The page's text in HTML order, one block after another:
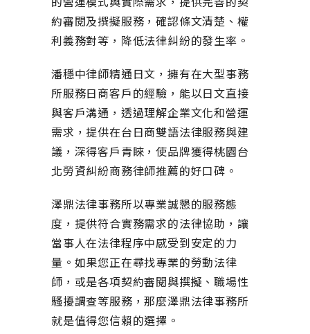
約審閱及撰擬服務，確認條文清楚、權
利義務對等，降低法律糾紛的發生率。
潘穩中律師精通日文，擁有在大型事務
所服務日商客戶的經驗，能以日文直接
與客戶溝通，透過理解企業文化和營運
需求，提供在台日商雙語法律服務與建
議，深得客戶青睞，使品牌獲得桃園台
北勞資糾紛商務律師推薦的好口碑。
澤鼎法律事務所以專業誠懇的服務態
度，提供符合實務需求的法律協助，讓
當事人在法律程序中感受到安定的力
量。如果您正在尋找專業的勞動法律
師，或是各項契約審閱與撰擬、職場性
騷擾調查等服務，那麼澤鼎法律事務所
就是值得您信賴的選擇。